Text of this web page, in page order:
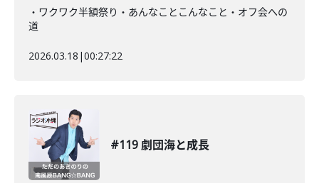
・ワクワク半額祭り・あんなことこんなこと・オフ会への
道
2026.03.18 |00:27:22
#119 劇団海と成長